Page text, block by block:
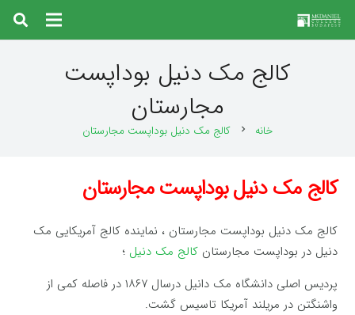
کالج مک دنیل بوداپست
مجارستان
خانه chevron_right کالج مک دنیل بوداپست مجارستان
کالج مک دنیل بوداپست مجارستان
کالج مک دنیل بوداپست مجارستان ، نماینده کالج آمریکایی مک
دنیل در بوداپست مجارستانکالج مک دنیل ؛
پردیس اصلی دانشگاه مک دانیل درسال ۱۸۶۷ در فاصله کمی از
واشنگتن در مریلند آمریکا تاسیس گشت.